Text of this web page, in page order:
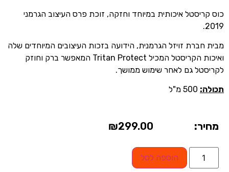
כוס קריסטל איכותית במיוחד וחזקה, זוכת פרס העיצוב הגרמני
2019.
מבית חברת זויזל הגרמנית, הידועה בזכות העיצובים המיוחדים שלה
ואיכות הקריסטל המכיל Tritan Protect המאפשר ברק וחוזק
לקריסטל גם לאחר שימוש ממושך.
תכולה:
מחיר: ₪299.00
הוספה לסל